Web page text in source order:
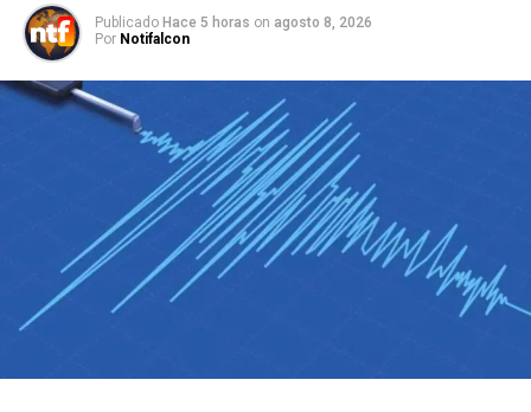
Publicado Hace 5 horas on agosto 8, 2026
Por Notifalcon